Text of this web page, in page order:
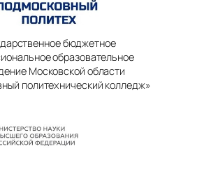
бюджетное
образовательное
Московской области
политехнический колледж»